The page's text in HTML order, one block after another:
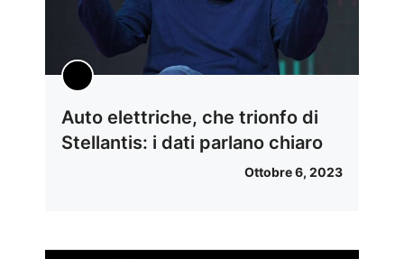
Auto elettriche, che trionfo di
Stellantis: i dati parlano chiaro
Ottobre 6, 2023